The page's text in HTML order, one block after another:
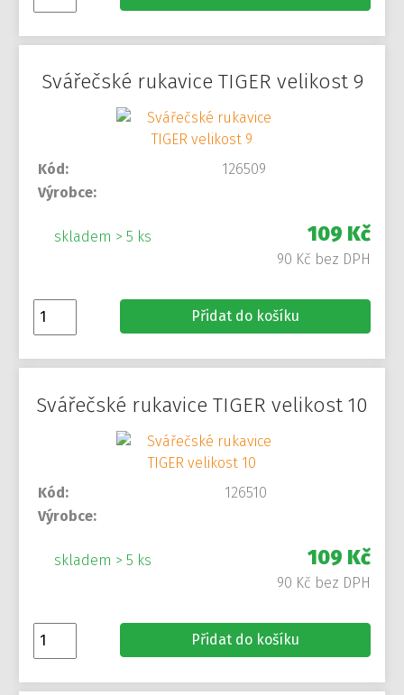
Svářečské rukavice TIGER velikost 9
Kód:
126509
Výrobce:
skladem > 5 ks 109 Kč
90 Kč bez DPH
Přidat do košíku
Svářečské rukavice TIGER velikost 10
Kód:
126510
Výrobce:
skladem > 5 ks 109 Kč
90 Kč bez DPH
Přidat do košíku